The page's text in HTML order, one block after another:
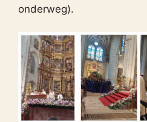
onderweg).